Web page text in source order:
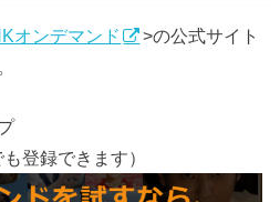
オンデマンド
>の公式サイト
登録できます）